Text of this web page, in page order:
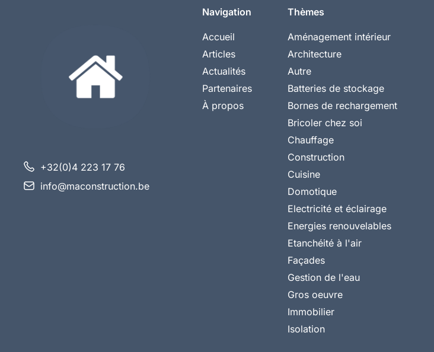
+32(0)4 223 17 76
info@maconstruction.be
Navigation
Accueil
Articles
Actualités
Partenaires
À propos
Thèmes
Aménagement intérieur
Architecture
Autre
Batteries de stockage
Bornes de rechargement
Bricoler chez soi
Chauffage
Construction
Cuisine
Domotique
Electricité et éclairage
Energies renouvelables
Etanchéité à l'air
Façades
Gestion de l'eau
Gros oeuvre
Immobilier
Isolation